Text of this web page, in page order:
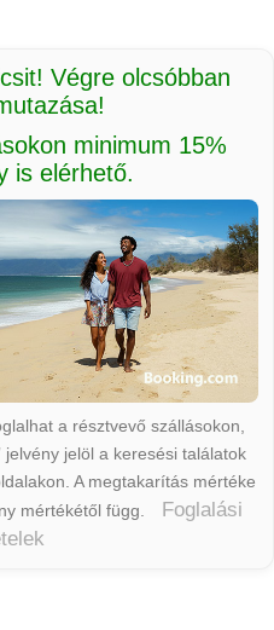
Végre olcsóbban
minimum 15%
is elérhető.
a résztvevő szállásokon,
jelvény jelöl a keresési találatok
A megtakarítás mértéke
mértékétől függ.
Foglalási